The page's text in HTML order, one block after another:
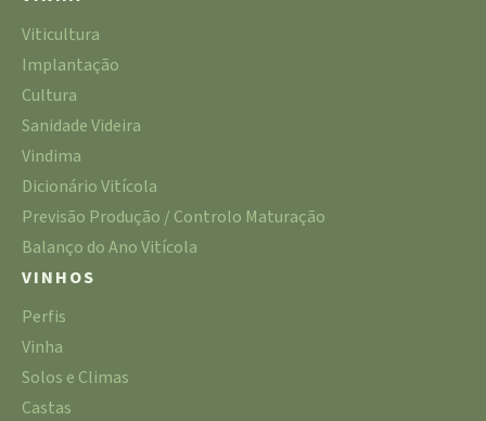
Viticultura
Implantação
Cultura
Sanidade Videira
Vindima
Dicionário Vitícola
Previsão Produção / Controlo Maturação
Balanço do Ano Vitícola
VINHOS
Perfis
Vinha
Solos e Climas
Castas